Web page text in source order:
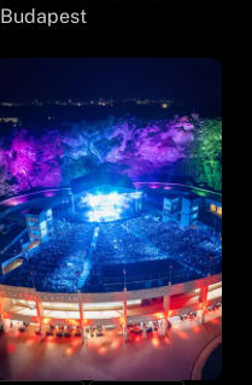
Budapest